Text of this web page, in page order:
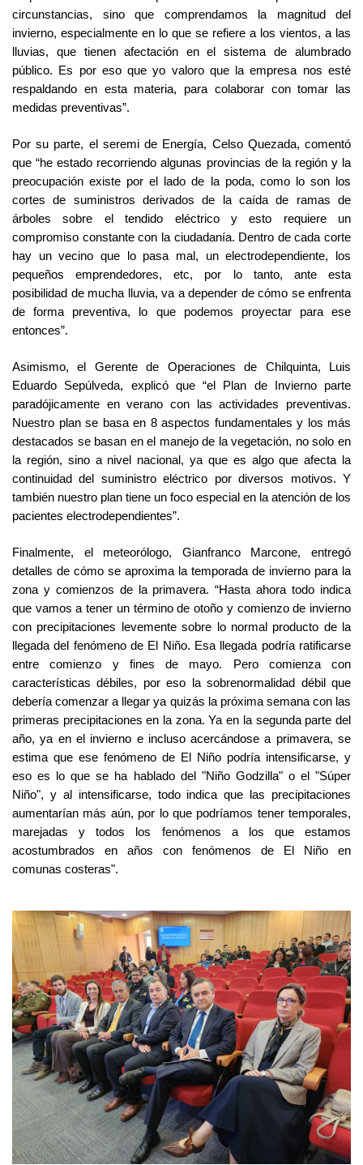
circunstancias, sino que comprendamos la magnitud del
invierno, especialmente en lo que se refiere a los vientos, a las
lluvias, que tienen afectación en el sistema de alumbrado
público. Es por eso que yo valoro que la empresa nos esté
respaldando en esta materia, para colaborar con tomar las
medidas preventivas”.
Por su parte, el seremi de Energía, Celso Quezada, comentó
que “he estado recorriendo algunas provincias de la región y la
preocupación existe por el lado de la poda, como lo son los
cortes de suministros derivados de la caída de ramas de
árboles sobre el tendido eléctrico y esto requiere un
compromiso constante con la ciudadanía. Dentro de cada corte
hay un vecino que lo pasa mal, un electrodependiente, los
pequeños emprendedores, etc, por lo tanto, ante esta
posibilidad de mucha lluvia, va a depender de cómo se enfrenta
de forma preventiva, lo que podemos proyectar para ese
entonces”.
Asimismo, el Gerente de Operaciones de Chilquinta, Luis
Eduardo Sepúlveda, explicó que “el Plan de Invierno parte
paradójicamente en verano con las actividades preventivas.
Nuestro plan se basa en 8 aspectos fundamentales y los más
destacados se basan en el manejo de la vegetación, no solo en
la región, sino a nivel nacional, ya que es algo que afecta la
continuidad del suministro eléctrico por diversos motivos. Y
también nuestro plan tiene un foco especial en la atención de los
pacientes electrodependientes”.
Finalmente, el meteorólogo, Gianfranco Marcone, entregó
detalles de cómo se aproxima la temporada de invierno para la
zona y comienzos de la primavera. “Hasta ahora todo indica
que vamos a tener un término de otoño y comienzo de invierno
con precipitaciones levemente sobre lo normal producto de la
llegada del fenómeno de El Niño. Esa llegada podría ratificarse
entre comienzo y fines de mayo. Pero comienza con
características débiles, por eso la sobrenormalidad débil que
debería comenzar a llegar ya quizás la próxima semana con las
primeras precipitaciones en la zona. Ya en la segunda parte del
año, ya en el invierno e incluso acercándose a primavera, se
estima que ese fenómeno de El Niño podría intensificarse, y
eso es lo que se ha hablado del "Niño Godzilla" o el "Súper
Niño", y al intensificarse, todo indica que las precipitaciones
aumentarían más aún, por lo que podríamos tener temporales,
marejadas y todos los fenómenos a los que estamos
acostumbrados en años con fenómenos de El Niño en
comunas costeras".